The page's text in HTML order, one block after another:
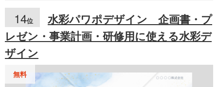
有効です。自社のロゴがある場合には、左上に
配置してください。 デザイン、色、フォントな
ど編集が可能となっていますので、独自の名刺
デザインを実現できます。編集して印刷用のデ
ータとしてご利用ください。
14位
水彩パワポデザイン 企画書・プ
レゼン・事業計画・研修用に使える水彩デ
ザイン
無料